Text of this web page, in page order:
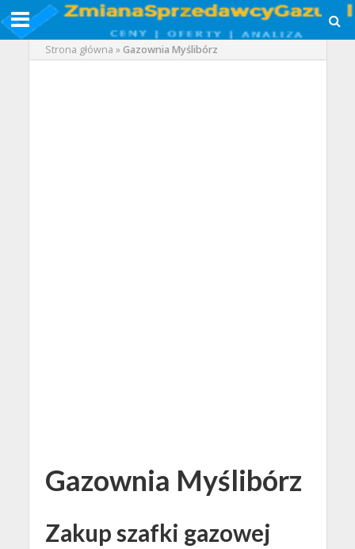
Strona główna »Gazownia Myślibórz
Gazownia Myślibórz
Zakup szafki gazowej